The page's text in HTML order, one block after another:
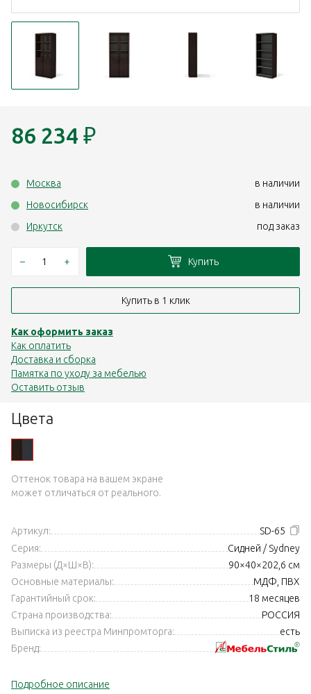
Цвета
Оттенок товара на вашем экране
может отличаться от реального.
Артикул:
SD-65
Серия:
Сидней / Sydney
Размеры (Д×Ш×В):
90×40×202,6 см
Основные материалы:
МДФ, ПВХ
Гарантийный срок:
18 месяцев
Страна производства:
РОССИЯ
Выписка из реестра Минпромторга:
есть
Бренд:
Подробное описание
86 234 ₽
Москва
в наличии
Новосибирск
в наличии
Иркутск
под заказ
– + Купить
Купить в 1 клик
Как оформить заказ
Как оплатить
Доставка и сборка
Памятка по уходу за мебелью
Оставить отзыв